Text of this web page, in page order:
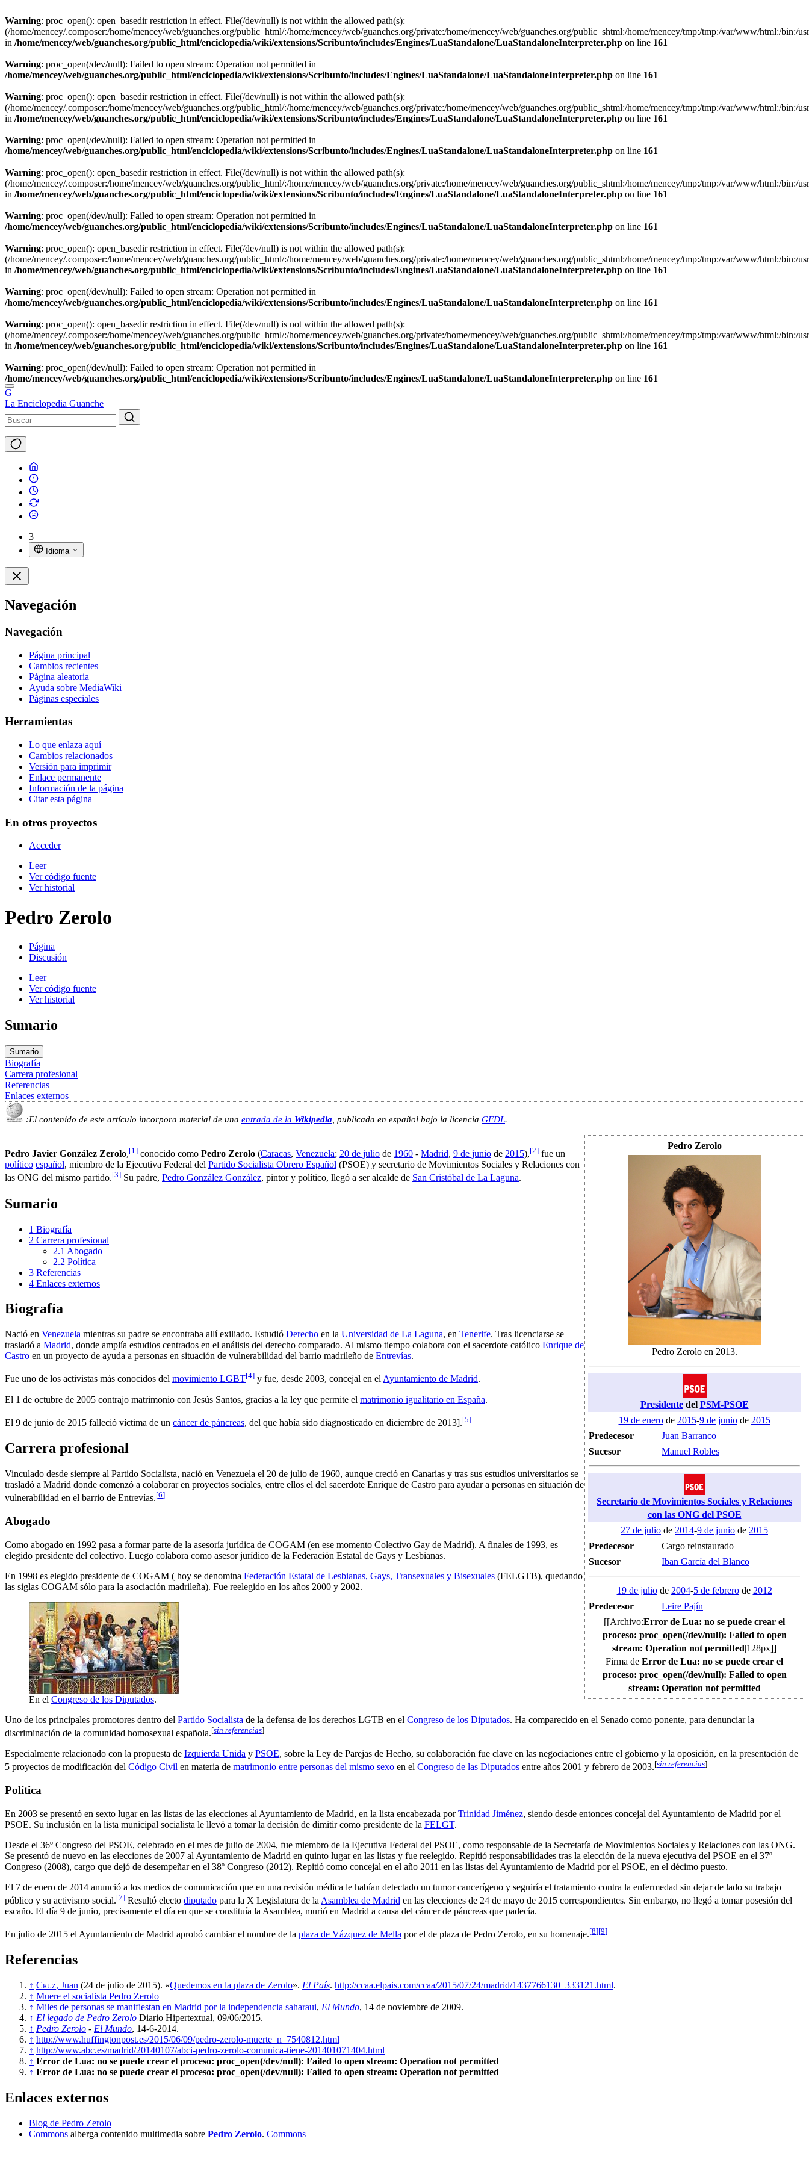
Warning: proc_open(): open_basedir restriction in effect. File(/dev/null) is not within the allowed path(s):
(/home/mencey/.composer:/home/mencey/web/guanches.org/public_html/:/home/mencey/web/guanches.org/private:/home/mencey/web/guanches.org/public_shtml:/home/mencey/tmp:/tmp:/var/www/html:/bin:/
in /home/mencey/web/guanches.org/public_html/enciclopedia/wiki/extensions/Scribunto/includes/Engines/LuaStandalone/LuaStandaloneInterpreter.php on line 161
Warning: proc_open(/dev/null): Failed to open stream: Operation not permitted in
/home/mencey/web/guanches.org/public_html/enciclopedia/wiki/extensions/Scribunto/includes/Engines/LuaStandalone/LuaStandaloneInterpreter.php on line 161
Warning: proc_open(): open_basedir restriction in effect. File(/dev/null) is not within the allowed path(s):
(/home/mencey/.composer:/home/mencey/web/guanches.org/public_html/:/home/mencey/web/guanches.org/private:/home/mencey/web/guanches.org/public_shtml:/home/mencey/tmp:/tmp:/var/www/html:/bin:/
in /home/mencey/web/guanches.org/public_html/enciclopedia/wiki/extensions/Scribunto/includes/Engines/LuaStandalone/LuaStandaloneInterpreter.php on line 161
Warning: proc_open(/dev/null): Failed to open stream: Operation not permitted in
/home/mencey/web/guanches.org/public_html/enciclopedia/wiki/extensions/Scribunto/includes/Engines/LuaStandalone/LuaStandaloneInterpreter.php on line 161
Warning: proc_open(): open_basedir restriction in effect. File(/dev/null) is not within the allowed path(s):
(/home/mencey/.composer:/home/mencey/web/guanches.org/public_html/:/home/mencey/web/guanches.org/private:/home/mencey/web/guanches.org/public_shtml:/home/mencey/tmp:/tmp:/var/www/html:/bin:/
in /home/mencey/web/guanches.org/public_html/enciclopedia/wiki/extensions/Scribunto/includes/Engines/LuaStandalone/LuaStandaloneInterpreter.php on line 161
Warning: proc_open(/dev/null): Failed to open stream: Operation not permitted in
/home/mencey/web/guanches.org/public_html/enciclopedia/wiki/extensions/Scribunto/includes/Engines/LuaStandalone/LuaStandaloneInterpreter.php on line 161
Warning: proc_open(): open_basedir restriction in effect. File(/dev/null) is not within the allowed path(s):
(/home/mencey/.composer:/home/mencey/web/guanches.org/public_html/:/home/mencey/web/guanches.org/private:/home/mencey/web/guanches.org/public_shtml:/home/mencey/tmp:/tmp:/var/www/html:/bin:/
in /home/mencey/web/guanches.org/public_html/enciclopedia/wiki/extensions/Scribunto/includes/Engines/LuaStandalone/LuaStandaloneInterpreter.php on line 161
Warning: proc_open(/dev/null): Failed to open stream: Operation not permitted in
/home/mencey/web/guanches.org/public_html/enciclopedia/wiki/extensions/Scribunto/includes/Engines/LuaStandalone/LuaStandaloneInterpreter.php on line 161
Warning: proc_open(): open_basedir restriction in effect. File(/dev/null) is not within the allowed path(s):
(/home/mencey/.composer:/home/mencey/web/guanches.org/public_html/:/home/mencey/web/guanches.org/private:/home/mencey/web/guanches.org/public_shtml:/home/mencey/tmp:/tmp:/var/www/html:/bin:/
in /home/mencey/web/guanches.org/public_html/enciclopedia/wiki/extensions/Scribunto/includes/Engines/LuaStandalone/LuaStandaloneInterpreter.php on line 161
Warning: proc_open(/dev/null): Failed to open stream: Operation not permitted in
/home/mencey/web/guanches.org/public_html/enciclopedia/wiki/extensions/Scribunto/includes/Engines/LuaStandalone/LuaStandaloneInterpreter.php on line 161
G
La Enciclopedia Guanche
3
Idioma
Navegación
Navegación
Página principal
Cambios recientes
Página aleatoria
Ayuda sobre MediaWiki
Páginas especiales
Herramientas
Lo que enlaza aquí
Cambios relacionados
Versión para imprimir
Enlace permanente
Información de la página
Citar esta página
En otros proyectos
Acceder
Leer
Ver código fuente
Ver historial
Pedro Zerolo
Página
Discusión
Leer
Ver código fuente
Ver historial
Sumario
Sumario
Biografía
Carrera profesional
Referencias
Enlaces externos
:El contenido de este artículo incorpora material de una entrada de la Wikipedia , publicada en español bajo la licencia GFDL.
Pedro Zerolo
Pedro Zerolo en 2013.
Presidentedel PSM-PSOE
19 de enerode 2015-9 de juniode 2015
Predecesor
Juan Barranco
Sucesor
Manuel Robles
Secretario de Movimientos Sociales y Relaciones
con las ONG del PSOE
27 de julio de 2014-9 de junio de 2015
Predecesor
Cargo reinstaurado
Sucesor
Iban García del Blanco
19 de juliode 2004-5 de febrerode 2012
Predecesor
Leire Pajín
[[Archivo:Error de Lua: no se puede crear el
proceso: proc_open(/dev/null): Failed to open
stream: Operation not permitted|128px]]
Firma de Error de Lua: no se puede crear el
proceso: proc_open(/dev/null): Failed to open
stream: Operation not permitted
Pedro Javier González Zerolo,[1] conocido como Pedro Zerolo (Caracas, Venezuela; 20 de julio de 1960 - Madrid, 9 de junio de 2015),[2] fue un
político español, miembro de la Ejecutiva Federal del Partido Socialista Obrero Español (PSOE) y secretario de Movimientos Sociales y Relaciones con
las ONG del mismo partido.[3] Su padre, Pedro González González, pintor y político, llegó a ser alcalde de San Cristóbal de La Laguna.
Sumario
1 Biografía
2 Carrera profesional
2.1 Abogado
2.2 Política
3 Referencias
4 Enlaces externos
Biografía
Nació en Venezuela mientras su padre se encontraba allí exiliado. Estudió Derecho en la Universidad de La Laguna, en Tenerife. Tras licenciarse se
trasladó a Madrid, donde amplía estudios centrados en el análisis del derecho comparado. Al mismo tiempo colabora con el sacerdote católico Enrique de
Castro en un proyecto de ayuda a personas en situación de vulnerabilidad del barrio madrileño de Entrevías.
Fue uno de los activistas más conocidos del movimiento LGBT[4] y fue, desde 2003, concejal en elAyuntamiento de Madrid.
El 1 de octubre de 2005 contrajo matrimonio con Jesús Santos, gracias a la ley que permite el matrimonio igualitario en España.
El 9 de junio de 2015 falleció víctima de un cáncer de páncreas, del que había sido diagnosticado en diciembre de 2013].[5]
Carrera profesional
Vinculado desde siempre al Partido Socialista, nació en Venezuela el 20 de julio de 1960, aunque creció en Canarias y tras sus estudios universitarios se
trasladó a Madrid donde comenzó a colaborar en proyectos sociales, entre ellos el del sacerdote Enrique de Castro para ayudar a personas en situación de
vulnerabilidad en el barrio de Entrevías.[6]
Abogado
Como abogado en 1992 pasa a formar parte de la asesoría jurídica de COGAM (en ese momento Colectivo Gay de Madrid). A finales de 1993, es
elegido presidente del colectivo. Luego colabora como asesor jurídico de la Federación Estatal de Gays y Lesbianas.
En 1998 es elegido presidente de COGAM ( hoy se denomina Federación Estatal de Lesbianas, Gays, Transexuales y Bisexuales (FELGTB), quedando
las siglas COGAM sólo para la asociación madrileña). Fue reelegido en los años 2000 y 2002.
En el Congreso de los Diputados.
Uno de los principales promotores dentro del Partido Socialista de la defensa de los derechos LGTB en el Congreso de los Diputados. Ha comparecido en el Senado como ponente, para denunciar la
discriminación de la comunidad homosexual española.[sin referencias]
Especialmente relacionado con la propuesta de Izquierda Unida y PSOE, sobre la Ley de Parejas de Hecho, su colaboración fue clave en las negociaciones entre el gobierno y la oposición, en la presentación de
5 proyectos de modificación del Código Civil en materia de matrimonio entre personas del mismo sexo en el Congreso de las Diputados entre años 2001 y febrero de 2003.[sin referencias]
Política
En 2003 se presentó en sexto lugar en las listas de las elecciones al Ayuntamiento de Madrid, en la lista encabezada porTrinidad Jiménez, siendo desde entonces concejal del Ayuntamiento de Madrid por el
PSOE. Su inclusión en la lista municipal socialista le llevó a tomar la decisión de dimitir como presidente de la FELGT.
Desde el 36º Congreso del PSOE, celebrado en el mes de julio de 2004, fue miembro de la Ejecutiva Federal del PSOE, como responsable de la Secretaría de Movimientos Sociales y Relaciones con las ONG.
Se presentó de nuevo en las elecciones de 2007 al Ayuntamiento de Madrid en quinto lugar en las listas y fue reelegido. Repitió responsabilidades tras la elección de la nueva ejecutiva del PSOE en el 37º
Congreso (2008), cargo que dejó de desempeñar en el 38º Congreso (2012). Repitió como concejal en el año 2011 en las listas del Ayuntamiento de Madrid por el PSOE, en el décimo puesto.
El 7 de enero de 2014 anunció a los medios de comunicación que en una revisión médica le habían detectado un tumor cancerígeno y seguiría el tratamiento contra la enfermedad sin dejar de lado su trabajo
público y su activismo social.[7] Resultó electo diputado para la X Legislatura de la Asamblea de Madrid en las elecciones de 24 de mayo de 2015 correspondientes. Sin embargo, no llegó a tomar posesión del
escaño. El día 9 de junio, precisamente el día en que se constituía la Asamblea, murió en Madrid a causa del cáncer de páncreas que padecía.
En julio de 2015 el Ayuntamiento de Madrid aprobó cambiar el nombre de la plaza de Vázquez de Mella por el de plaza de Pedro Zerolo, en su homenaje.[8][9]
Referencias
↑ Cruz, Juan (24 de julio de 2015). «Quedemos en la plaza de Zerolo». El País. http://ccaa.elpais.com/ccaa/2015/07/24/madrid/1437766130_333121.html.
↑ Muere el socialista Pedro Zerolo
↑ Miles de personas se manifiestan en Madrid por la independencia saharaui, El Mundo, 14 de noviembre de 2009.
↑ El legado de Pedro Zerolo Diario Hipertextual, 09/06/2015.
↑ Pedro Zerolo - El Mundo, 14-6-2014.
↑ http://www.huffingtonpost.es/2015/06/09/pedro-zerolo-muerte_n_7540812.html
↑ http://www.abc.es/madrid/20140107/abci-pedro-zerolo-comunica-tiene-201401071404.html
↑ Error de Lua: no se puede crear el proceso: proc_open(/dev/null): Failed to open stream: Operation not permitted
↑ Error de Lua: no se puede crear el proceso: proc_open(/dev/null): Failed to open stream: Operation not permitted
Enlaces externos
Blog de Pedro Zerolo
Commons alberga contenido multimedia sobre Pedro Zerolo. Commons